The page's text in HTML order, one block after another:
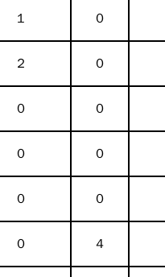
１ ０
２ ０
０ ０
０ ０
０ ０
０ ４